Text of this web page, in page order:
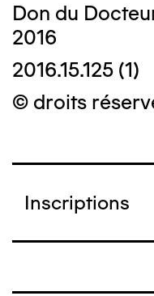
Don du
2016
2016.15.125 (1)
© droits
Inscriptions